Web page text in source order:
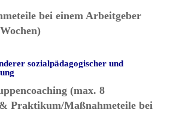
bei einem Arbeitgeber
sozialpädagogischer und
(max. 8
Praktikum/Maßnahmeteile bei